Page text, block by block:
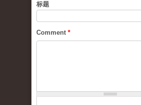
标题
Comment *